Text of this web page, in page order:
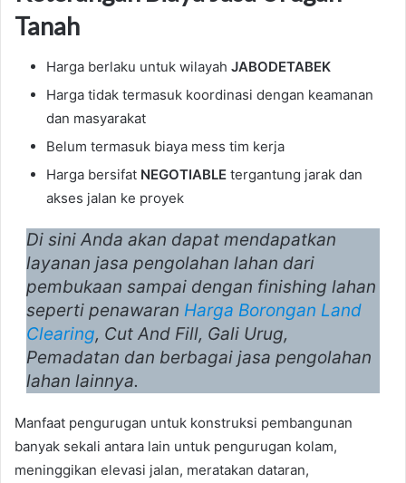
Tanah
Harga berlaku untuk wilayah JABODETABEK
Harga tidak termasuk koordinasi dengan keamanan
dan masyarakat
Belum termasuk biaya mess tim kerja
Harga bersifat NEGOTIABLE tergantung jarak dan
akses jalan ke proyek
Di sini Anda akan dapat mendapatkan
layanan jasa pengolahan lahan dari
pembukaan sampai dengan finishing lahan
seperti penawaran Harga Borongan Land
Clearing, Cut And Fill, Gali Urug,
Pemadatan dan berbagai jasa pengolahan
lahan lainnya.
Manfaat pengurugan untuk konstruksi pembangunan
banyak sekali antara lain untuk pengurugan kolam,
meninggikan elevasi jalan, meratakan dataran,